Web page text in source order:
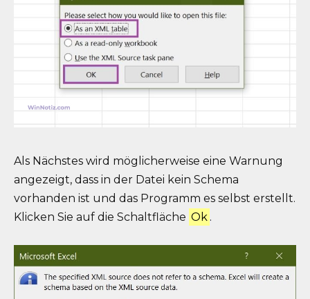
Als Nächstes wird möglicherweise eine Warnung
angezeigt, dass in der Datei kein Schema
vorhanden ist und das Programm es selbst erstellt.
Klicken Sie auf die Schaltfläche Ok .